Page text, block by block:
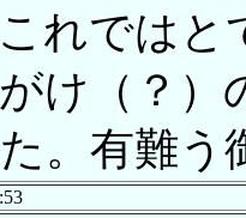
れではと
け（？）
。有難う